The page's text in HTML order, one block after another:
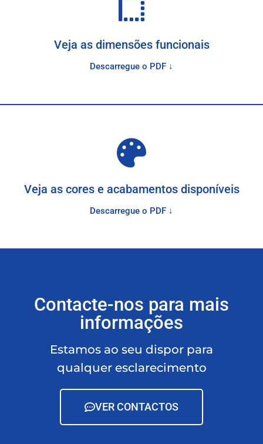
Veja as dimensões funcionais
Descarregue o PDF ↓
Veja as cores e acabamentos disponíveis
Descarregue o PDF ↓
Contacte-nos para mais
informações
Estamos ao seu dispor para
qualquer esclarecimento
VER CONTACTOS